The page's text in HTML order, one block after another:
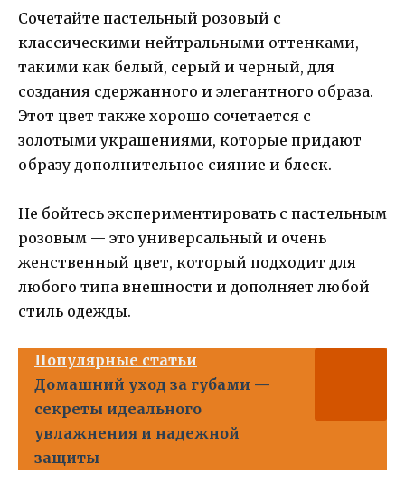
Сочетайте пастельный розовый с
классическими нейтральными оттенками,
такими как белый, серый и черный, для
создания сдержанного и элегантного образа.
Этот цвет также хорошо сочетается с
золотыми украшениями, которые придают
образу дополнительное сияние и блеск.
Не бойтесь экспериментировать с пастельным
розовым — это универсальный и очень
женственный цвет, который подходит для
любого типа внешности и дополняет любой
стиль одежды.
Популярные статьи
Домашний уход за губами —
секреты идеального
увлажнения и надежной
защиты